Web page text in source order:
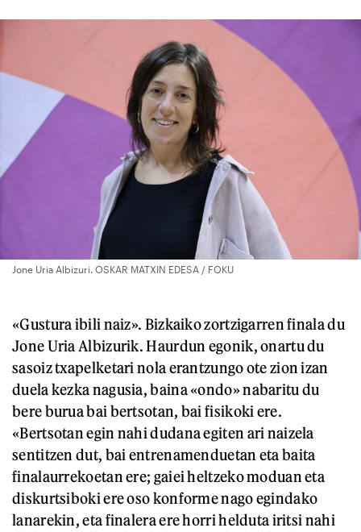
Jone Uria Albizuri. OSKAR MATXIN EDESA / FOKU
«Gustura ibili naiz». Bizkaiko zortzigarren finala du
Jone Uria Albizurik. Haurdun egonik, onartu du
sasoiz txapelketari nola erantzungo ote zion izan
duela kezka nagusia, baina «ondo» nabaritu du
bere burua bai bertsotan, bai fisikoki ere.
«Bertsotan egin nahi dudana egiten ari naizela
sentitzen dut, bai entrenamenduetan eta baita
finalaurrekoetan ere; gaiei heltzeko moduan eta
diskurtsiboki ere oso konforme nago egindako
lanarekin, eta finalera ere horri helduta iritsi nahi